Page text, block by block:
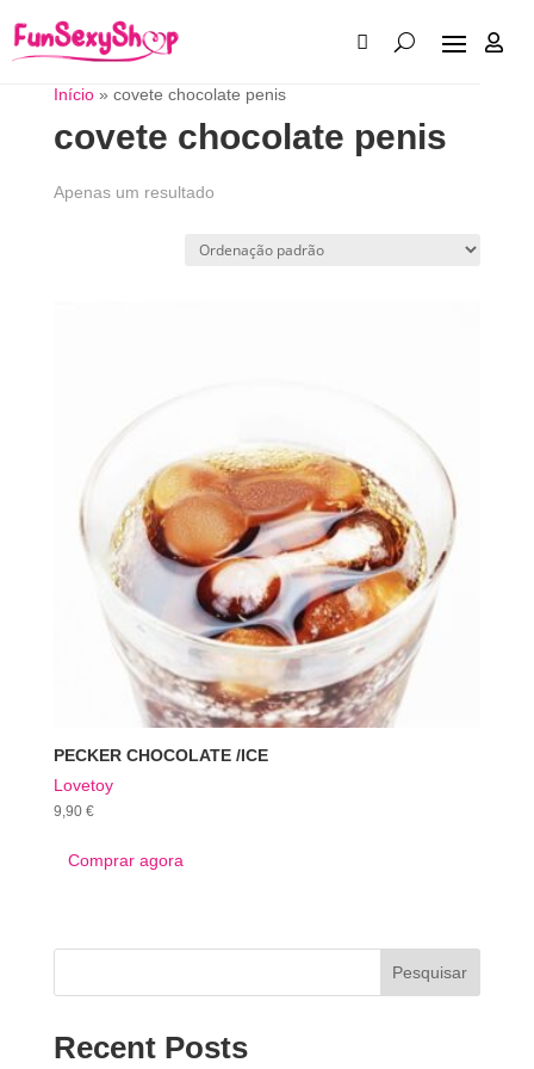

Início» covete chocolate penis
covete chocolate penis
Apenas um resultado
PECKER CHOCOLATE /ICE
Lovetoy
9,90 €
Comprar agora
Pesquisar
Recent Posts